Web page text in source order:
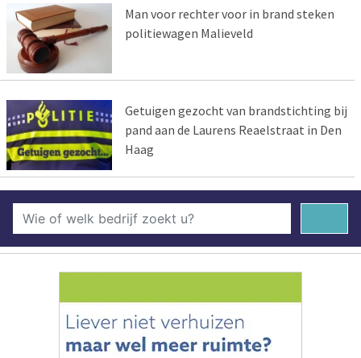
Man voor rechter voor in brand steken
politiewagen Malieveld
Getuigen gezocht van brandstichting bij
pand aan de Laurens Reaelstraat in Den
Haag